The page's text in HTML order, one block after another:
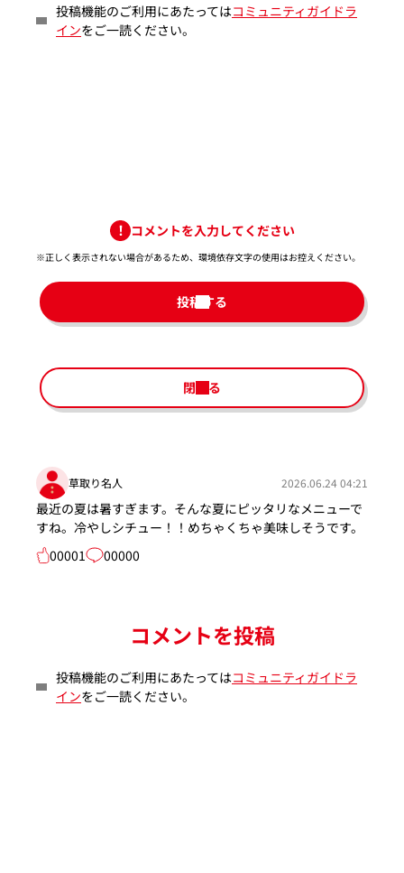
投稿機能のご利用にあたってはコミュニティガイドラ
インをご一読ください。
コメントを入力してください
※正しく表示されない場合があるため、環境依存文字の使用はお控えください。​
投稿する
閉じる
草取り名人 2026.06.24 04:21
最近の夏は暑すぎます。そんな夏にピッタリなメニューで
すね。冷やしシチュー！！めちゃくちゃ美味しそうです。
00001
00000
コメントを投稿
投稿機能のご利用にあたってはコミュニティガイドラ
インをご一読ください。